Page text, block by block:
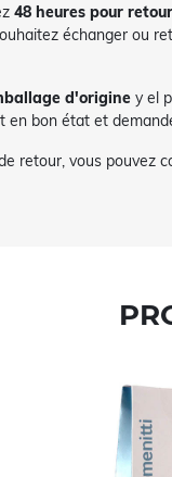
48 heures pour
échanger ou
d'originey el
en bon état et
retour, vous pouvez